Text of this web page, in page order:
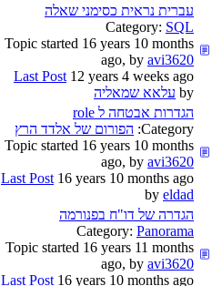
עברית נראית כסימני שאלה
Category: SQL
Topic started 16 years 10 months
ago, by avi3620
Last Post 12 years 4 weeks ago
by עלאא שמאליה
הגדרות אבטחה ל role
Category: הפורום של אלדד הרץ
Topic started 16 years 10 months
ago, by avi3620
Last Post 16 years 10 months ago
by eldad
הגדרה של דו"ח בפנורמה
Category: Panorama
Topic started 16 years 11 months
ago, by avi3620
Last Post 16 years 10 months ago